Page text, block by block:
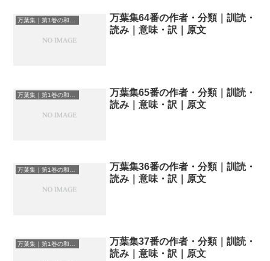
万葉集｜第1巻の和歌一覧
万葉集64番の作者・分類｜訓読・
読み｜意味・訳｜原文
万葉集65番の作者・分類｜訓読・
読み｜意味・訳｜原文
万葉集36番の作者・分類｜訓読・
読み｜意味・訳｜原文
万葉集｜第1巻の和歌一覧
万葉集37番の作者・分類｜訓読・
読み｜意味・訳｜原文